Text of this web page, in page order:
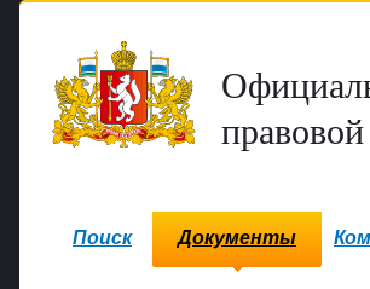
Поиск Документы